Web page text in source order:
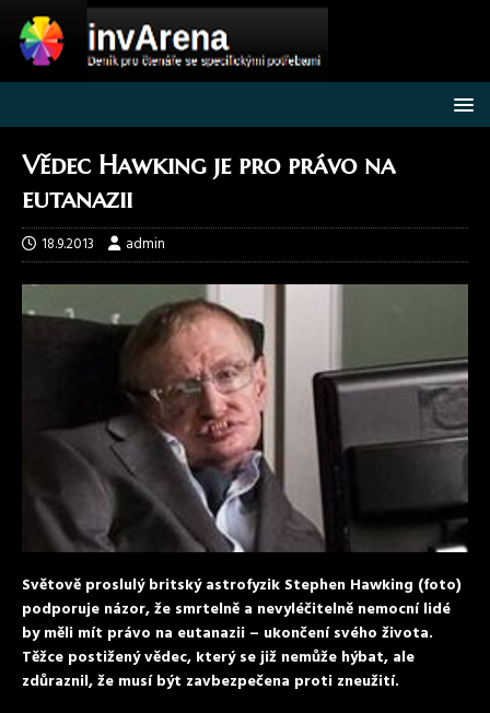
Vědec Hawking je pro právo na
eutanazii
18.9.2013 admin
Světově proslulý britský astrofyzik Stephen Hawking (foto)
podporuje názor, že smrtelně a nevyléčitelně nemocní lidé
by měli mít právo na eutanazii – ukončení svého života.
Těžce postižený vědec, který se již nemůže hýbat, ale
zdůraznil, že musí být zavbezpečena proti zneužití.